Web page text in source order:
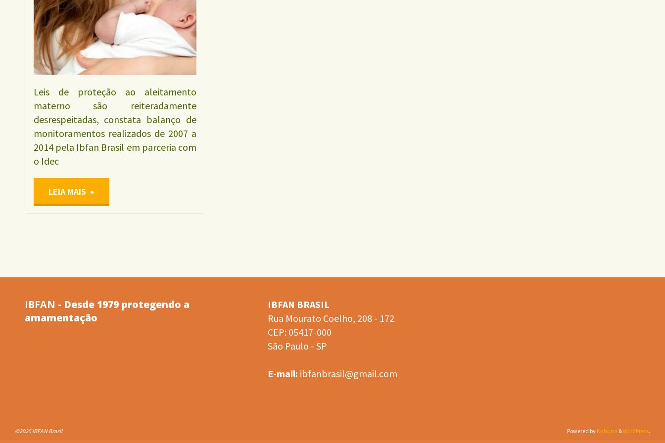
Leis de proteção ao aleitamento
materno são reiteradamente
desrespeitadas, constata balanço de
monitoramentos realizados de 2007 a
2014 pela Ibfan Brasil em parceria com
o Idec
LEIA MAIS "MONITORAMENTO
AMAMENTAÇÃO
DESVALORIZADA"
IBFAN - Desde 1979 protegendo a
amamentação
IBFAN BRASIL
Rua Mourato Coelho, 208 - 172
CEP: 05417-000
São Paulo - SP
E-mail: ibfanbrasil@gmail.com
Powered by Kahuna &WordPress.
©2025 IBFAN Brasil